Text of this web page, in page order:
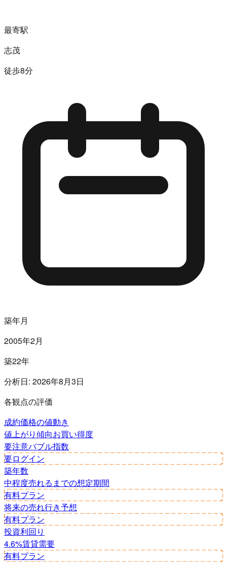
最寄駅
志茂
徒歩8分
築年月
2005年2月
築22年
分析日: 2026年8月3日
各観点の評価
成約価格の値動き
値上がり傾向お買い得度
要注意バブル指数
要ログイン
築年数
中程度売れるまでの想定期間
有料プラン
将来の売れ行き予想
有料プラン
投資利回り
4.6%賃貸需要
有料プラン